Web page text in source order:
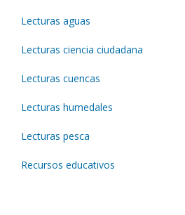
Lecturas aguas
Lecturas ciencia ciudadana
Lecturas cuencas
Lecturas humedales
Lecturas pesca
Recursos educativos